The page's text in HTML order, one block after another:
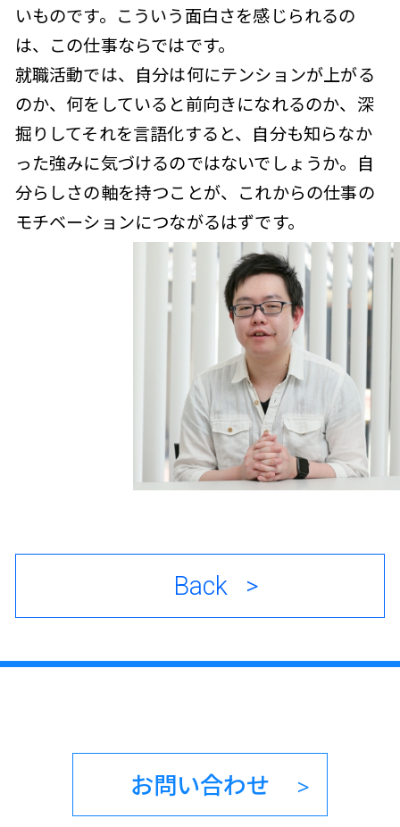
いものです。こういう面白さを感じられるの
は、この仕事ならではです。
就職活動では、自分は何にテンションが上がる
のか、何をしていると前向きになれるのか、深
掘りしてそれを言語化すると、自分も知らなか
った強みに気づけるのではないでしょうか。自
分らしさの軸を持つことが、これからの仕事の
モチベーションにつながるはずです。
Back
お問い合わせ